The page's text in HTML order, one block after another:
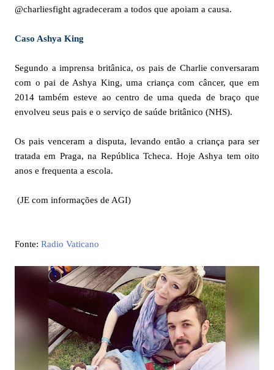
@charliesfight agradeceram a todos que apoiam a causa.
Caso Ashya King
Segundo a imprensa britânica, os pais de Charlie conversaram
com o pai de Ashya King, uma criança com câncer, que em
2014 também esteve ao centro de uma queda de braço que
envolveu seus pais e o serviço de saúde britânico (NHS).
Os pais venceram a disputa, levando então a criança para ser
tratada em Praga, na República Tcheca. Hoje Ashya tem oito
anos e frequenta a escola.
(JE com informações de AGI)
Fonte: Radio Vaticano